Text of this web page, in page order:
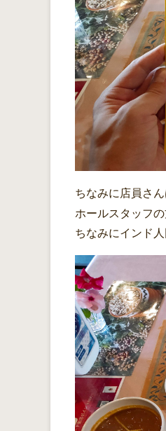
ちなみに店員さ
ホールスタッフ
ちなみにインド